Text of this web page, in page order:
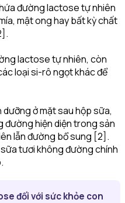
đường lactose tự nhiên
mật ong hay bất kỳ chất
lactose tự nhiên, còn
loại si-rô ngọt khác để
ở mặt sau hộp sữa,
đường hiện diện trong sản
lẫn đường bổ sung [2].
tươi không đường chính
đối với sức khỏe con